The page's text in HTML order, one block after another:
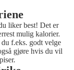
liker best! Det er
mulig kalorier.
f.eks. godt velge
gjøre hvis du vil